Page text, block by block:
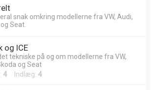
snak omkring modellerne fra VW, Audi,
Seat.
og ICE
tekniske på og om modellerne fra VW,
og Seat
4 Indlæg: 4